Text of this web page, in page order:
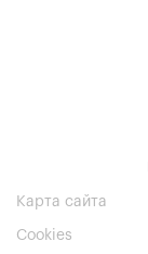
Карта сайта
Cookies